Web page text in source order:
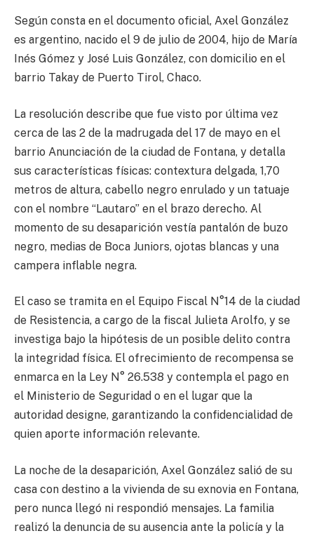
Según consta en el documento oficial, Axel González
es argentino, nacido el 9 de julio de 2004, hijo de María
Inés Gómez y José Luis González, con domicilio en el
barrio Takay de Puerto Tirol, Chaco.
La resolución describe que fue visto por última vez
cerca de las 2 de la madrugada del 17 de mayo en el
barrio Anunciación de la ciudad de Fontana, y detalla
sus características físicas: contextura delgada, 1,70
metros de altura, cabello negro enrulado y un tatuaje
con el nombre “Lautaro” en el brazo derecho. Al
momento de su desaparición vestía pantalón de buzo
negro, medias de Boca Juniors, ojotas blancas y una
campera inflable negra.
El caso se tramita en el Equipo Fiscal N°14 de la ciudad
de Resistencia, a cargo de la fiscal Julieta Arolfo, y se
investiga bajo la hipótesis de un posible delito contra
la integridad física. El ofrecimiento de recompensa se
enmarca en la Ley N° 26.538 y contempla el pago en
el Ministerio de Seguridad o en el lugar que la
autoridad designe, garantizando la confidencialidad de
quien aporte información relevante.
La noche de la desaparición, Axel González salió de su
casa con destino a la vivienda de su exnovia en Fontana,
pero nunca llegó ni respondió mensajes. La familia
realizó la denuncia de su ausencia ante la policía y la